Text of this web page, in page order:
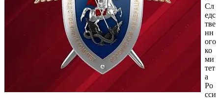
Сл
едс
тве
нн
ого
ко
ми
тет
а
Ро
сси